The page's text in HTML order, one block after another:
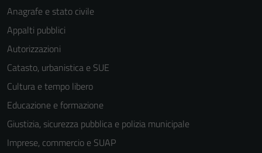
Anagrafe e stato civile
Appalti pubblici
Autorizzazioni
Catasto, urbanistica e SUE
Cultura e tempo libero
Educazione e formazione
Giustizia, sicurezza pubblica e polizia municipale
Imprese, commercio e SUAP